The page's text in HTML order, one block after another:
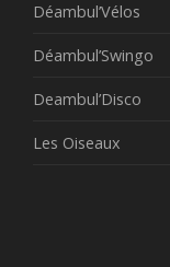
Déambul’Vélos
Déambul’Swingo
Deambul’Disco
Les Oiseaux